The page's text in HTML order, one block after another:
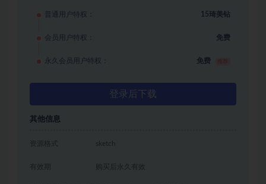
普通用户特权： 15琦美钻
会员用户特权： 免费
永久会员用户特权： 免费
登录后下载
其他信息
资源格式 sketch
有效期 购买后永久有效